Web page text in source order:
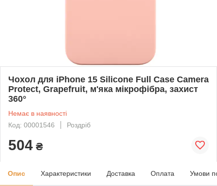
Чохол для iPhone 15 Silicone Full Case Camera
Protect, Grapefruit, м'яка мікрофібра, захист
360°
Немає в наявності
Код: 00001546
Роздріб
504 ₴
Опис Характеристики Доставка Оплата Умови